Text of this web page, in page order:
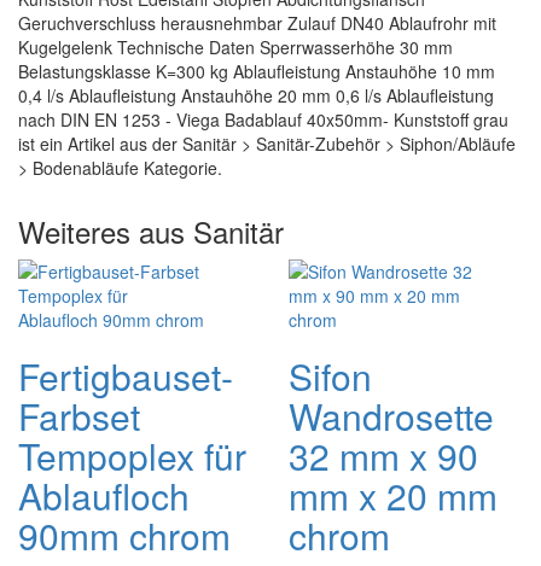
Geruchverschluss herausnehmbar Zulauf DN40 Ablaufrohr mit
Kugelgelenk Technische Daten Sperrwasserhöhe 30 mm
Belastungsklasse K=300 kg Ablaufleistung Anstauhöhe 10 mm
0,4 l/s Ablaufleistung Anstauhöhe 20 mm 0,6 l/s Ablaufleistung
nach DIN EN 1253 - Viega Badablauf 40x50mm- Kunststoff grau
ist ein Artikel aus der Sanitär > Sanitär-Zubehör > Siphon/Abläufe
> Bodenabläufe Kategorie.
Weiteres aus Sanitär
Fertigbauset-
Farbset
Tempoplex für
Ablaufloch
90mm chrom
Sifon
Wandrosette
32 mm x 90
mm x 20 mm
chrom